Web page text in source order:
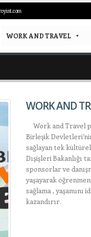
WORK AND TRAVEL
WORK AND
Work and Travel
Birleşik
sağlayan tek
Dışişleri Bakanlığı
sponsorlar ve
yaşayarak
sağlama ,
kazandırır.